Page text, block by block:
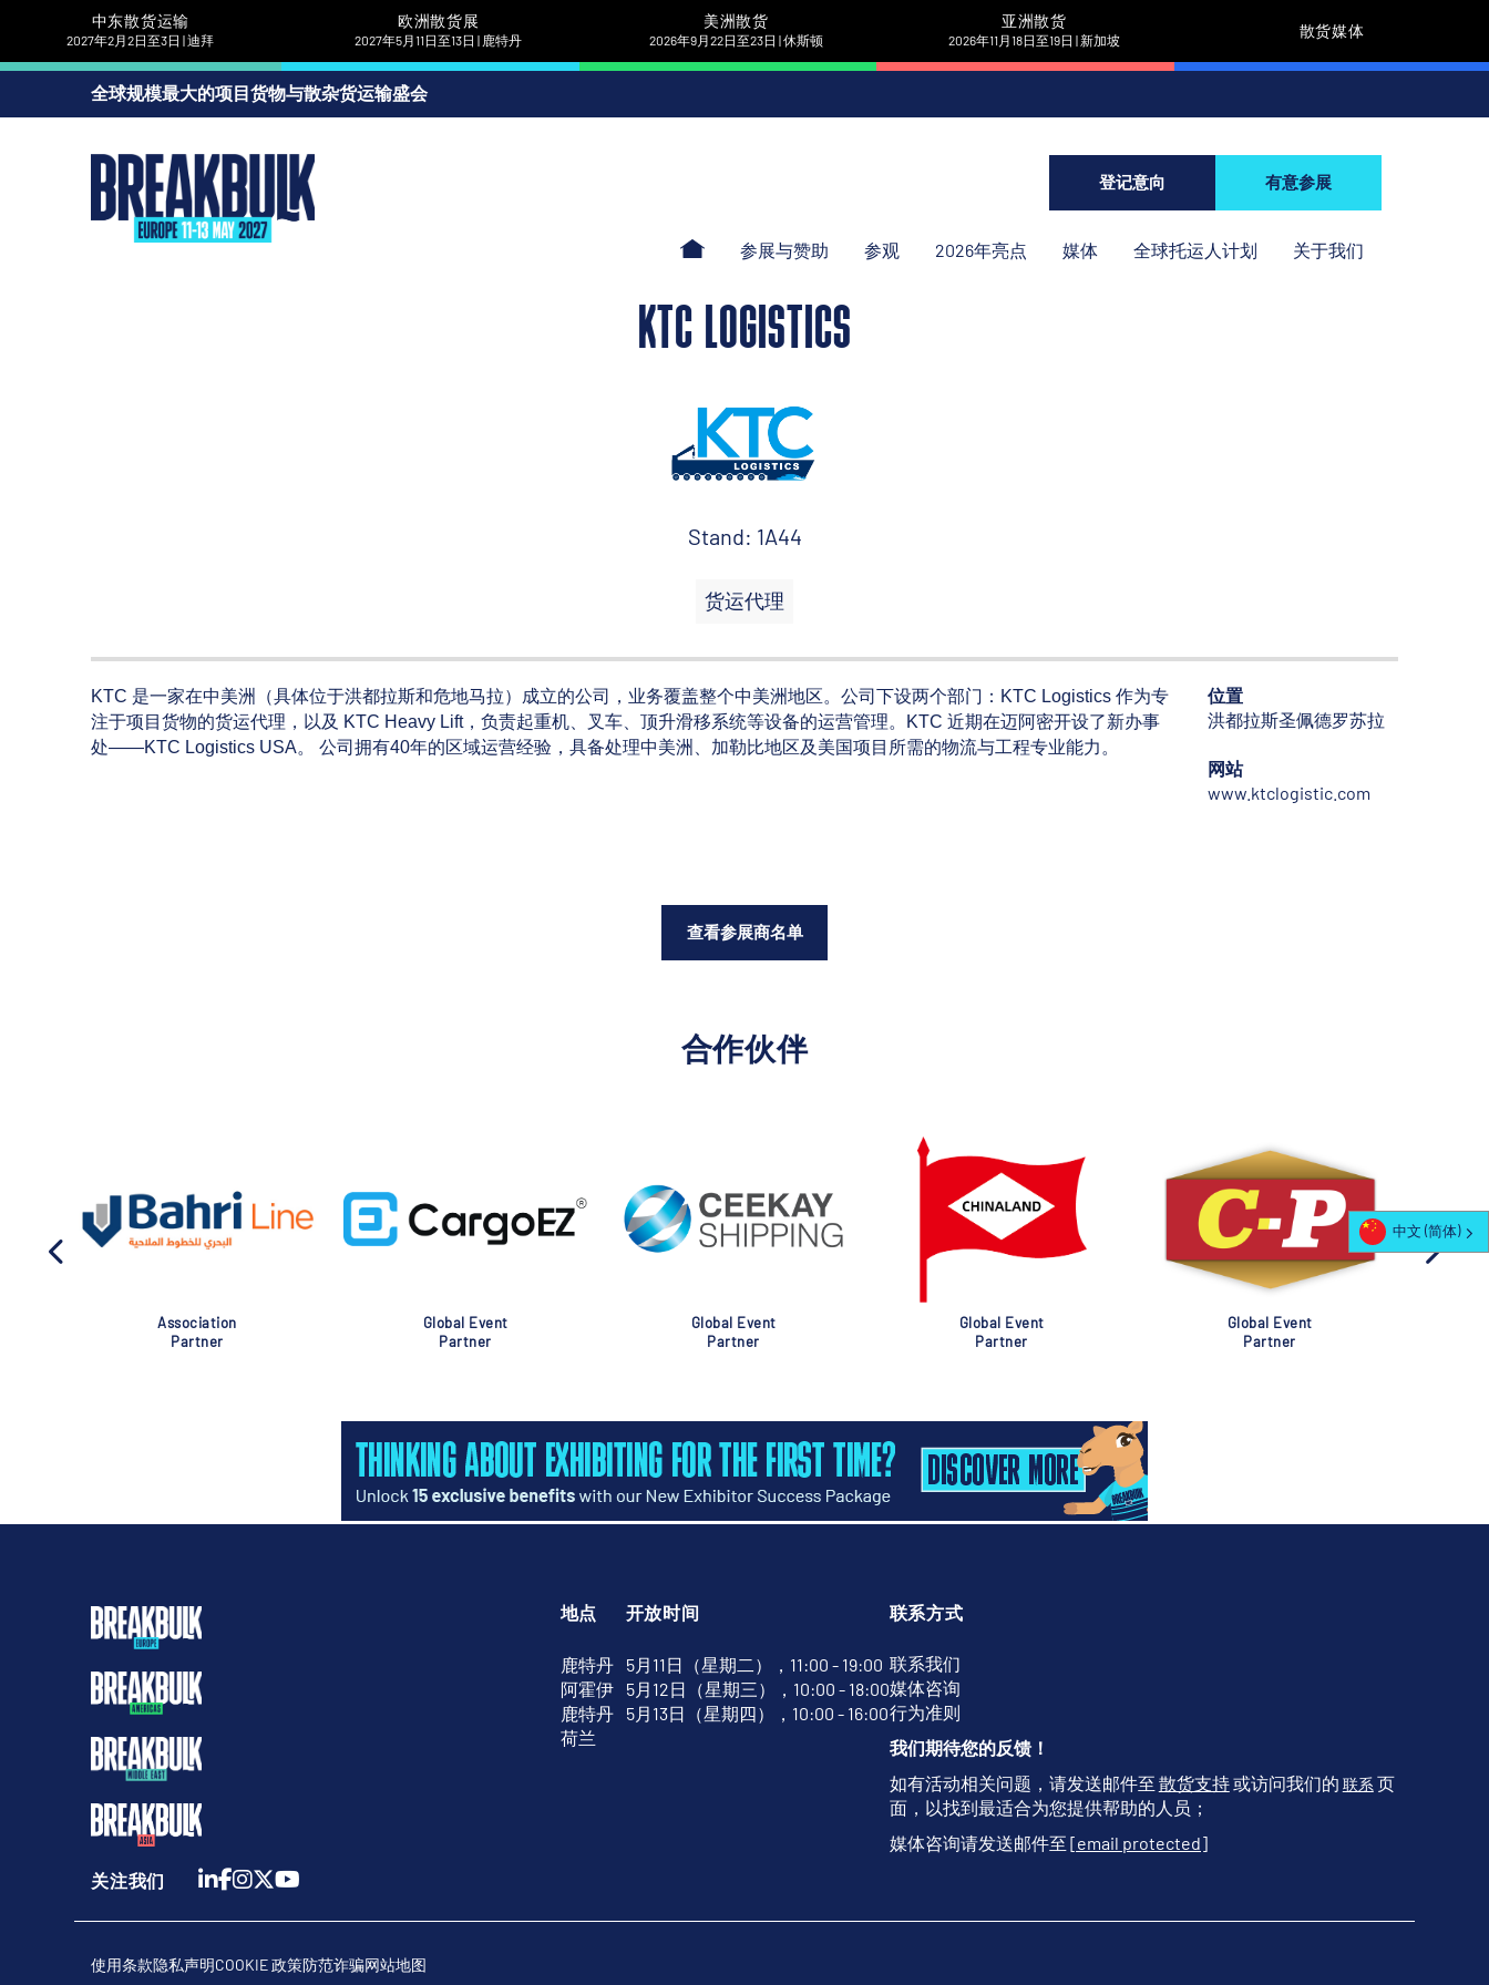
中东散货运输
2027年2月2日至3日 | 迪拜
欧洲散货展
2027年5月11日至13日 | 鹿特丹
美洲散货
2026年9月22日至23日 | 休斯顿
亚洲散货
2026年11月18日至19日 | 新加坡
散货媒体
全球规模最大的项目货物与散杂货运输盛会
登记意向 有意参展
参展与赞助 参观 2026年亮点 媒体 全球托运人计划 关于我们
KTC LOGISTICS
Stand: 1A44
货运代理
KTC 是一家在中美洲（具体位于洪都拉斯和危地马拉）成立的公司，业务覆盖整个中美洲地区。公司下设两个部门：KTC Logistics 作为专
注于项目货物的货运代理，以及 KTC Heavy Lift，负责起重机、叉车、顶升滑移系统等设备的运营管理。KTC 近期在迈阿密开设了新办事
处——KTC Logistics USA。 公司拥有40年的区域运营经验，具备处理中美洲、加勒比地区及美国项目所需的物流与工程专业能力。
位置
洪都拉斯圣佩德罗苏拉
网站
www.ktclogistic.com
查看参展商名单
合作伙伴
Association
Partner
Global Event
Partner
Global Event
Partner
Global Event
Partner
Global Event
Partner
地点
鹿特丹
阿霍伊
鹿特丹
荷兰
开放时间
5月11日（星期二），11:00 - 19:00
5月12日（星期三），10:00 - 18:00
5月13日（星期四），10:00 - 16:00
联系方式
联系我们
媒体咨询
行为准则
我们期待您的反馈！
如有活动相关问题，请发送邮件至 散货支持或访问我们的 联系 页
面，以找到最适合为您提供帮助的人员；
媒体咨询请发送邮件至 [email protected]
关注我们
使用条款隐私声明COOKIE 政策防范诈骗网站地图
中文 (简体)